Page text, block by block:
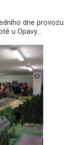
dne provozu
u Opavy...